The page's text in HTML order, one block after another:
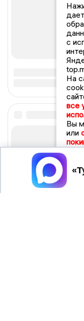
с
На
все
Вы
или